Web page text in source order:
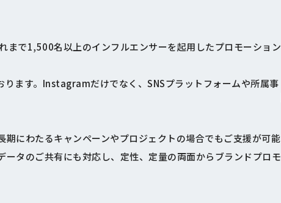
まで1,500名以上のインフルエンサーを起用したプロモーション
ます。Instagramだけでなく、SNSプラットフォームや所属事
にわたるキャンペーンやプロジェクトの場合でもご支援が可能
タのご共有にも対応し、定性、定量の両面からブランドプロモ